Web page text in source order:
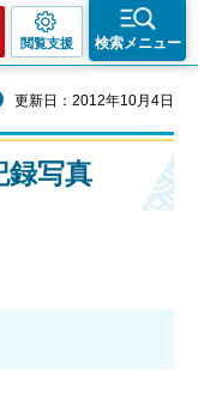
閲覧支援 検索メニュー
更新日：2012年10月4日
録写真